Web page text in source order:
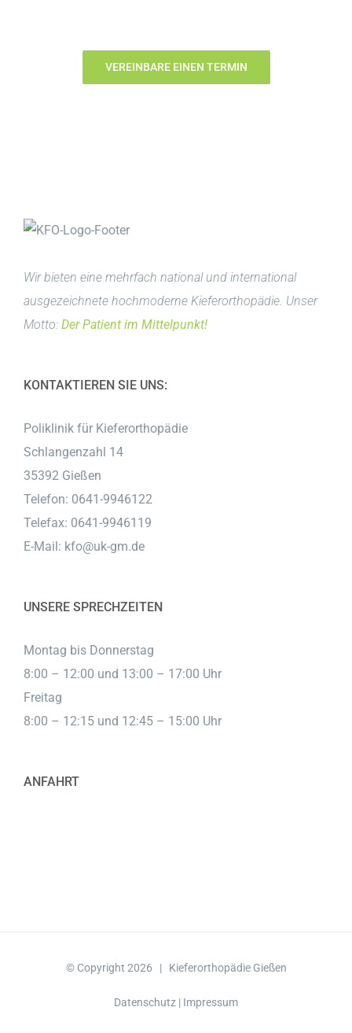
VEREINBARE EINEN TERMIN
Wir bieten eine mehrfach national und international
ausgezeichnete hochmoderne Kieferorthopädie. Unser
Motto: Der Patient im Mittelpunkt!
KONTAKTIEREN SIE UNS:
Poliklinik für Kieferorthopädie
Schlangenzahl 14
35392 Gießen
Telefon: 0641-9946122
Telefax: 0641-9946119
E-Mail: kfo@uk-gm.de
UNSERE SPRECHZEITEN
Montag bis Donnerstag
8:00 – 12:00 und 13:00 – 17:00 Uhr
Freitag
8:00 – 12:15 und 12:45 – 15:00 Uhr
ANFAHRT
© Copyright 2026 | Kieferorthopädie Gießen
Datenschutz | Impressum